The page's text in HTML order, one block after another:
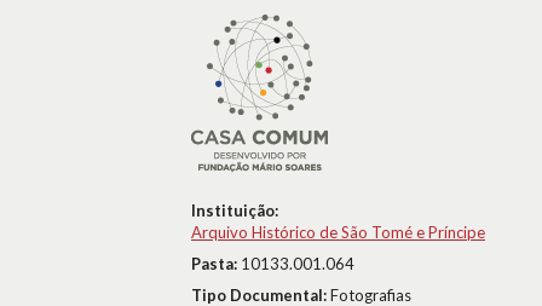
Instituição:
Arquivo Histórico de São Tomé e Príncipe
Pasta: 10133.001.064
Tipo Documental:Fotografias